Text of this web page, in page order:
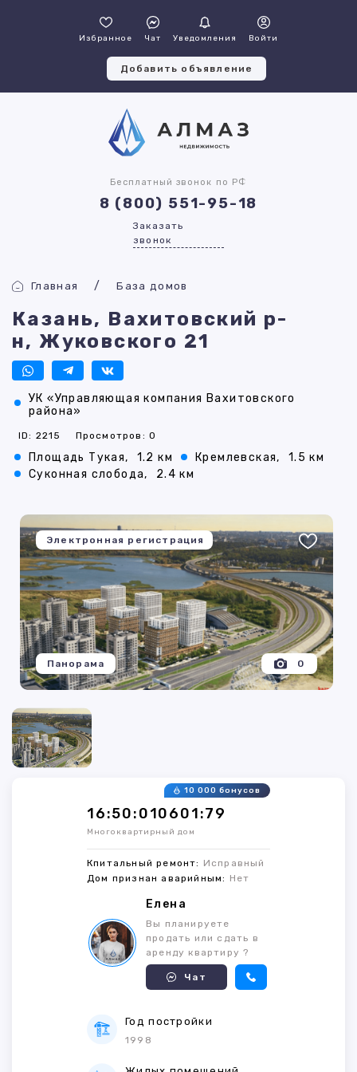
Избранное Чат Уведомления Войти
Добавить объявление
Бесплатный звонок по РФ
8 (800) 551-95-18
Заказать
звонок
Главная База домов
Казань, Вахитовский р-
н, Жуковского 21
УК «Управляющая компания Вахитовского
района»
ID: 2215 Просмотров: 0
Площадь Тукая, 1.2 км Кремлевская,
1.5 км
Суконная слобода,
2.4 км
Электронная регистрация
0
Панорама
16:50:010601:79
10 000 бонусов
Многоквартирный дом
Кпитальный ремонт: Исправный
Дом признан аварийным: Нет
Елена
Вы планируете
продать или сдать в
аренду квартиру ?
Чат
Год постройки
1998